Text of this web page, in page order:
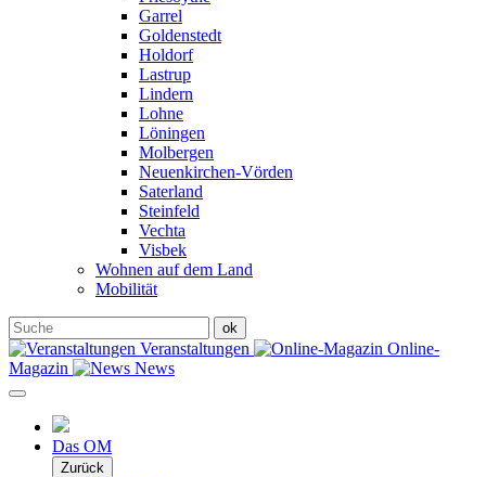
Garrel
Goldenstedt
Holdorf
Lastrup
Lindern
Lohne
Löningen
Molbergen
Neuenkirchen-Vörden
Saterland
Steinfeld
Vechta
Visbek
Wohnen auf dem Land
Mobilität
Veranstaltungen
Online-
Magazin
News
Das OM
Zurück